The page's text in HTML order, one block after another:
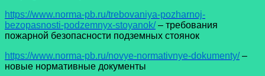
https://www.norma-pb.ru/trebovaniya-pozharnoj-
bezopasnosti-podzemnyx-stoyanok/– требования
пожарной безопасности подземных стоянок
https://www.norma-pb.ru/novye-normativnye-dokumenty/–
новые нормативные документы